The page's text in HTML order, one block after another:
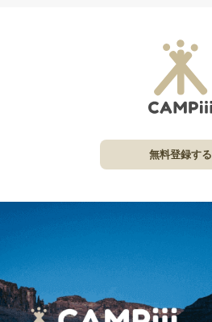
無料登録する